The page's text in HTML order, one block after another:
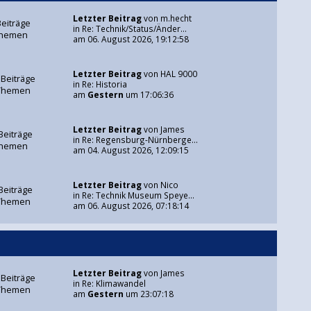
Letzter Beitragvon m.hecht
in Re: Technik/Status/Änder...
am 06. August 2026, 19:12:58
Letzter Beitragvon HAL 9000
in Re: Historia
am Gestern um 17:06:36
Letzter Beitragvon James
in Re: Regensburg-Nürnberge...
am 04. August 2026, 12:09:15
Letzter Beitragvon Nico
in Re: Technik Museum Speye...
am 06. August 2026, 07:18:14
Letzter Beitragvon James
in Re: Klimawandel
am Gestern um 23:07:18